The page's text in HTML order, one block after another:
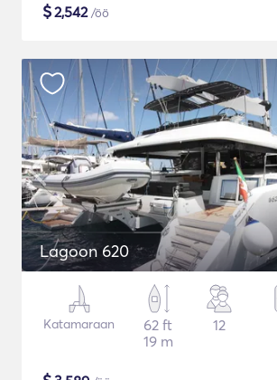
$2,542/öö
Lagoon 620
Katamaraan
62 ft
19 m
12